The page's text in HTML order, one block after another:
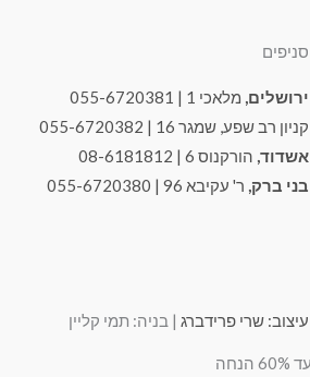
סניפים
ירושלים, מלאכי 1 | 055-6720381
קניון רב שפע, שמגר 16 | 055-6720382
אשדוד, הורקנוס 6 | 08-6181812
בני ברק, ר' עקיבא 96 | 055-6720380
עיצוב: שרי פרידברג | בניה: תמי קליין